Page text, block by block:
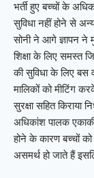
भर्ती हुए बच्चों के
सुविधा नहीं होने से
सोनी ने आगे ज्ञापन ने
शिक्षा के लिए समस्त
की सुविधा के लिए बस
मालिकों को मीटिंग
सुरक्षा सहित किराया
अधिकांश पालक एकाकी
होने के कारण बच्चों
असमर्थ हो जाते हैं